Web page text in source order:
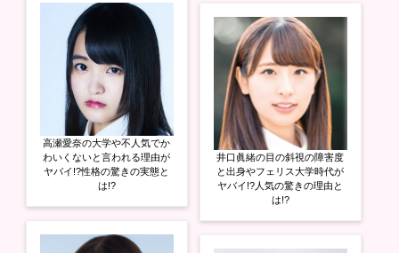
高瀬愛奈の大学や不人気でか
わいくないと言われる理由が
ヤバイ!?性格の驚きの実態と
は!?
井口眞緒の目の斜視の障害度
と出身やフェリス大学時代が
ヤバイ!?人気の驚きの理由と
は!?